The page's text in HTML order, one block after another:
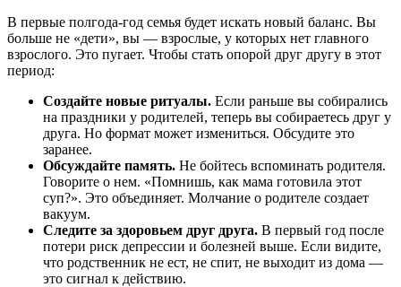
В первые полгода-год семья будет искать новый баланс. Вы
больше не «дети», вы — взрослые, у которых нет главного
взрослого. Это пугает. Чтобы стать опорой друг другу в этот
период:
Создайте новые ритуалы. Если раньше вы собирались
на праздники у родителей, теперь вы собираетесь друг у
друга. Но формат может измениться. Обсудите это
заранее.
Обсуждайте память. Не бойтесь вспоминать родителя.
Говорите о нем. «Помнишь, как мама готовила этот
суп?». Это объединяет. Молчание о родителе создает
вакуум.
Следите за здоровьем друг друга. В первый год после
потери риск депрессии и болезней выше. Если видите,
что родственник не ест, не спит, не выходит из дома —
это сигнал к действию.